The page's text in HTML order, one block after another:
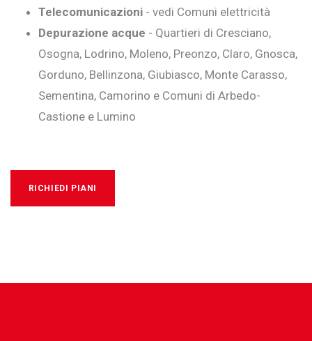
Telecomunicazioni - vedi Comuni elettricità
Depurazione acque - Quartieri di Cresciano,
Osogna, Lodrino, Moleno, Preonzo, Claro, Gnosca,
Gorduno, Bellinzona, Giubiasco, Monte Carasso,
Sementina, Camorino e Comuni di Arbedo-
Castione e Lumino
RICHIEDI PIANI